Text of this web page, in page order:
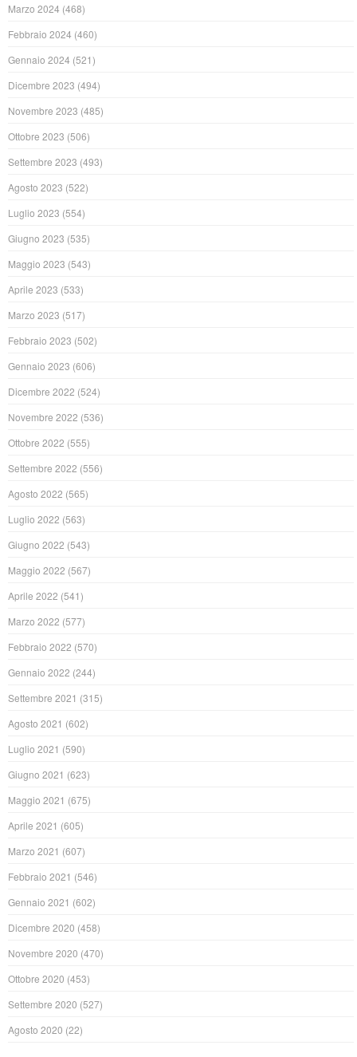
Marzo 2024 (468)
Febbraio 2024 (460)
Gennaio 2024 (521)
Dicembre 2023 (494)
Novembre 2023 (485)
Ottobre 2023 (506)
Settembre 2023 (493)
Agosto 2023 (522)
Luglio 2023 (554)
Giugno 2023 (535)
Maggio 2023 (543)
Aprile 2023 (533)
Marzo 2023 (517)
Febbraio 2023 (502)
Gennaio 2023 (606)
Dicembre 2022 (524)
Novembre 2022 (536)
Ottobre 2022 (555)
Settembre 2022 (556)
Agosto 2022 (565)
Luglio 2022 (563)
Giugno 2022 (543)
Maggio 2022 (567)
Aprile 2022 (541)
Marzo 2022 (577)
Febbraio 2022 (570)
Gennaio 2022 (244)
Settembre 2021 (315)
Agosto 2021 (602)
Luglio 2021 (590)
Giugno 2021 (623)
Maggio 2021 (675)
Aprile 2021 (605)
Marzo 2021 (607)
Febbraio 2021 (546)
Gennaio 2021 (602)
Dicembre 2020 (458)
Novembre 2020 (470)
Ottobre 2020 (453)
Settembre 2020 (527)
Agosto 2020 (22)